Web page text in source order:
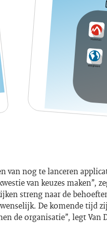
van nog te lanceren
van keuzes maken”,
streng naar de
De komende tijd
de organisatie”, legt Van